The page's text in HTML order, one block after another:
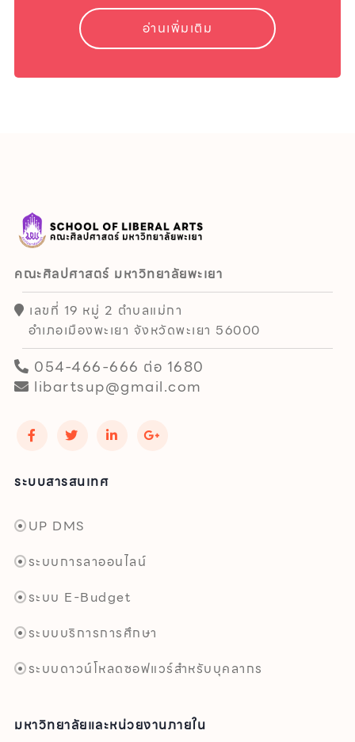
อ่านเพิ่มเติม
คณะศิลปศาสตร์ มหาวิทยาลัยพะเยา
เลขที่ 19 หมู่ 2 ตำบลแม่กา
อำเภอเมืองพะเยา จังหวัดพะเยา 56000
054-466-666 ต่อ 1680
libartsup@gmail.com
ระบบสารสนเทศ
UP DMS
ระบบการลาออนไลน์
ระบบ E-Budget
ระบบบริการการศึกษา
ระบบดาวน์โหลดซอฟแวร์สำหรับบุคลากร
มหาวิทยาลัยและหน่วยงานภายใน